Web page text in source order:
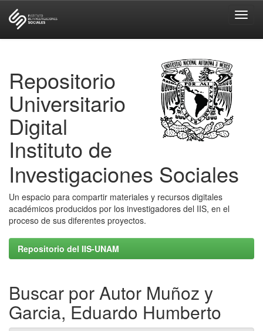
Repositorio
Universitario
Digital
Instituto de
Investigaciones Sociales
Un espacio para compartir materiales y recursos digitales
académicos producidos por los investigadores del IIS, en el
proceso de sus diferentes proyectos.
Repositorio del IIS-UNAM
Buscar por Autor Muñoz y
Garcia, Eduardo Humberto